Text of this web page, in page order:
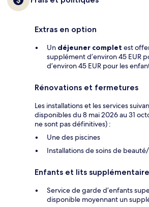
Extras en option
Un déjeuner complet est
supplément d’environ 45 EUR
d’environ 45 EUR pour les
Rénovations et fermetures
Les installations et les services
disponibles du 8 mai 2026 au 31
ne sont pas définitives) :
Une des piscines
Installations de soins de
Enfants et lits
Service de garde d’enfants
disponible moyennant un